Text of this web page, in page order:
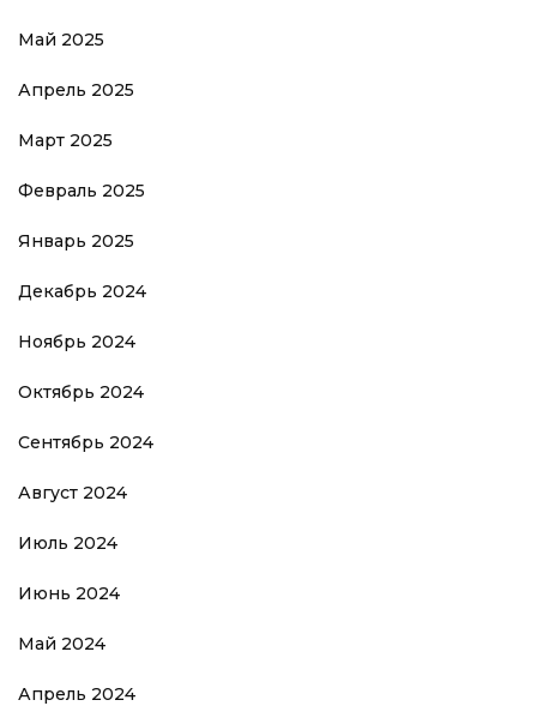
Май 2025
Апрель 2025
Март 2025
Февраль 2025
Январь 2025
Декабрь 2024
Ноябрь 2024
Октябрь 2024
Сентябрь 2024
Август 2024
Июль 2024
Июнь 2024
Май 2024
Апрель 2024